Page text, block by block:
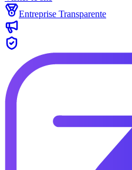
Entreprise Transparente